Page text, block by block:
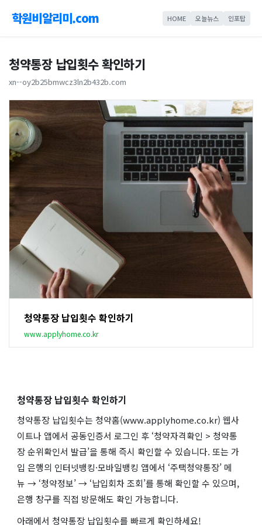
학원비알리미.com HOME 오늘뉴스 인포탑
청약통장 납입횟수 확인하기
xn--oy2b25bmwcz3ln2b432b.com
청약통장 납입횟수 확인하기
www.applyhome.co.kr
청약통장 납입횟수 확인하기
청약통장 납입횟수는 청약홈(www.applyhome.co.kr) 웹사
이트나 앱에서 공동인증서 로그인 후 ‘청약자격확인 > 청약통
장 순위확인서 발급’을 통해 즉시 확인할 수 있습니다. 또는 가
입 은행의 인터넷뱅킹·모바일뱅킹 앱에서 ‘주택청약통장’ 메
뉴 → ‘청약정보’ → ‘납입회차 조회’를 통해 확인할 수 있으며,
은행 창구를 직접 방문해도 확인 가능합니다.
아래에서 청약통장 납입횟수를 빠르게 확인하세요!